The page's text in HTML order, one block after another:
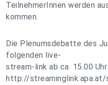
TeilnehmerInnen werden
kommen.
Die Plenumsdebatte des
folgenden live-
stream-link ab ca. 15.00
http://